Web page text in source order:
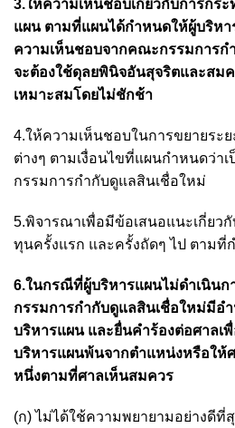
3.ให้ความเห็นชอบเกี่ยวกับการกร
แผน ตามที่แผนได้กำหนดให้ผู้บริห
ความเห็นชอบจากคณะกรรมการก
จะต้องใช้ดุลยพินิจอันสุจริตและสมค
เหมาะสมโดยไม่ชักช้า
4.ให้ความเห็นชอบในการขยายระย
ต่างๆ ตามเงื่อนไขที่แผนกำหนดว่า
กรรมการกำกับดูแลสินเชื่อใหม่
5.พิจารณาเพื่อมีข้อเสนอแนะเกี่ยว
ทุนครั้งแรก และครั้งถัดๆ ไป ตามที่
6.ในกรณีที่ผู้บริหารแผนไม่ดำเนิน
กรรมการกำกับดูแลสินเชื่อใหม่มีอ
บริหารแผน และยื่นคำร้องต่อศาลเ
บริหารแผนพ้นจากตำแหน่งหรือให้
หนึ่งตามที่ศาลเห็นสมควร
(ก) ไม่ได้ใช้ความพยายามอย่างดีที่